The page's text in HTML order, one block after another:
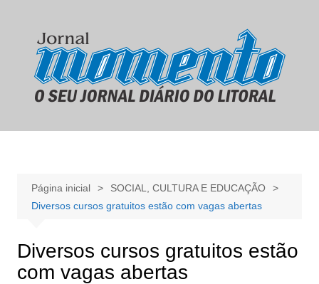
conteúdo
Página inicial
SOCIAL, CULTURA E EDUCAÇÃO
Diversos cursos gratuitos estão com vagas abertas
Diversos cursos gratuitos estão
com vagas abertas